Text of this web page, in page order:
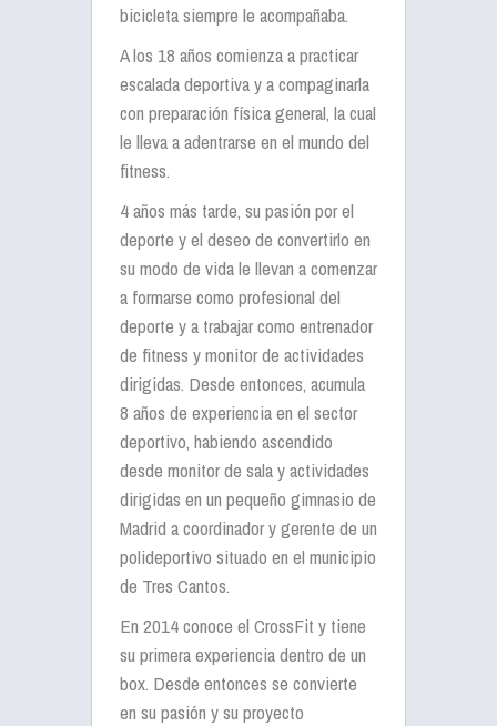
bicicleta siempre le acompañaba.
A los 18 años comienza a practicar
escalada deportiva y a compaginarla
con preparación física general, la cual
le lleva a adentrarse en el mundo del
fitness.
4 años más tarde, su pasión por el
deporte y el deseo de convertirlo en
su modo de vida le llevan a comenzar
a formarse como profesional del
deporte y a trabajar como entrenador
de fitness y monitor de actividades
dirigidas. Desde entonces, acumula
8 años de experiencia en el sector
deportivo, habiendo ascendido
desde monitor de sala y actividades
dirigidas en un pequeño gimnasio de
Madrid a coordinador y gerente de un
polideportivo situado en el municipio
de Tres Cantos.
En 2014 conoce el CrossFit y tiene
su primera experiencia dentro de un
box. Desde entonces se convierte
en su pasión y su proyecto